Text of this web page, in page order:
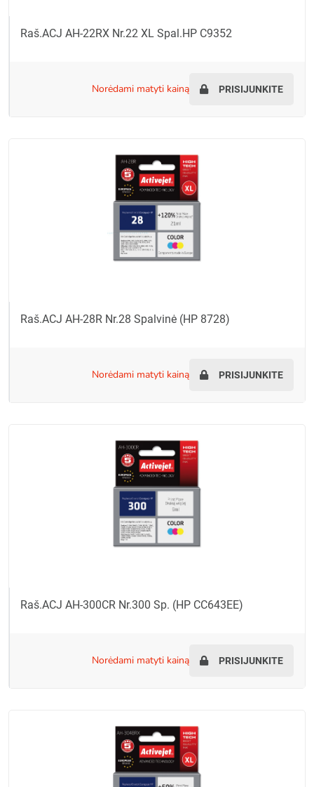
Raš.ACJ AH-22RX Nr.22 XL Spal.HP C9352
norėdami matyti kainą PRISIJUNKITE
Raš.ACJ AH-28R Nr.28 Spalvinė (HP 8728)
norėdami matyti kainą PRISIJUNKITE
Raš.ACJ AH-300CR Nr.300 Sp. (HP CC643EE)
norėdami matyti kainą PRISIJUNKITE